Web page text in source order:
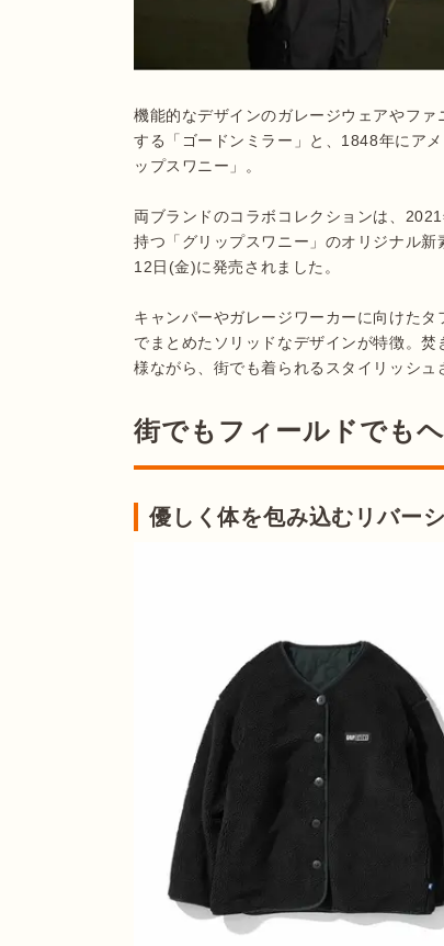
機能的なデザインのガレージウェアやフ
する「ゴードンミラー」と、1848年にア
ップスワニー」。
両ブランドのコラボコレクションは、
持つ「グリップスワニー」のオリジナル
12日(金)に発売されました。
キャンパーやガレージワーカーに向けた
でまとめたソリッドなデザインが特徴。
様ながら、街でも着られるスタイリッシュ
街でもフィールドでも
優しく体を包み込むリバー